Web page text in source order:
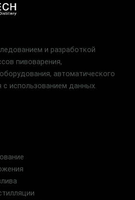
и разработкой
пивоварения,
автоматического
с использованием данных.